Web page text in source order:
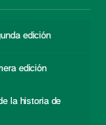
edición
edición
la historia de